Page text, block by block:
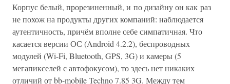
Корпус белый, прорезиненный, и по дизайну он как раз
не похож на продукты других компаний: наблюдается
аутентичность, причём вполне себе симпатичная. Что
касается версии ОС (Android 4.2.2), беспроводных
модулей (Wi-Fi, Bluetooth, GPS, 3G) и камеры (5
мегапикселей с автофокусом), то здесь нет никаких
отличий от bb-mobile Techno 7.85 3G. Между тем